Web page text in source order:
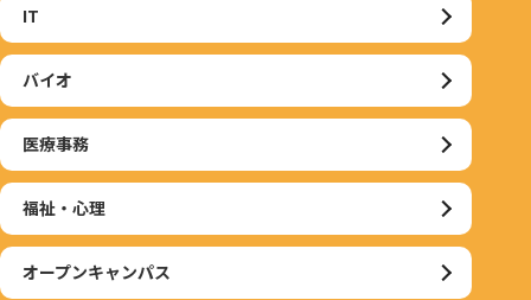
IT
バイオ
医療事務
福祉・心理
オープンキャンパス